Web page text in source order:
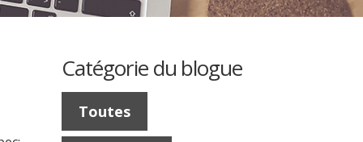
Catégorie du blogue
Toutes